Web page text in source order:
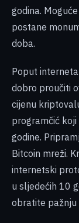
godina.
postane
doba.
Poput
dobro proučiti
cijenu
programčić
godine.
Bitcoin mreži.
internetski
u sljedećih 10
obratite pažnju